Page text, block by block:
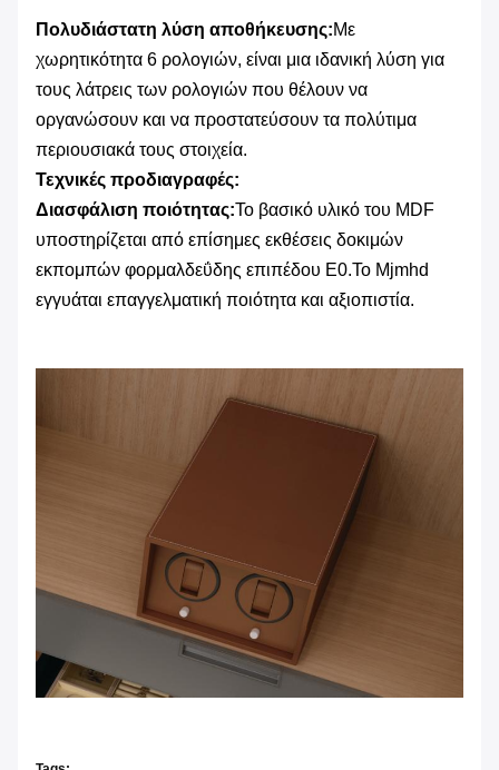
Πολυδιάστατη λύση αποθήκευσης:Με
χωρητικότητα 6 ρολογιών, είναι μια ιδανική λύση για
τους λάτρεις των ρολογιών που θέλουν να
οργανώσουν και να προστατεύσουν τα πολύτιμα
περιουσιακά τους στοιχεία.
Τεχνικές προδιαγραφές:
Διασφάλιση ποιότητας:Το βασικό υλικό του MDF
υποστηρίζεται από επίσημες εκθέσεις δοκιμών
εκπομπών φορμαλδεΰδης επιπέδου Ε0.Το Mjmhd
εγγυάται επαγγελματική ποιότητα και αξιοπιστία.